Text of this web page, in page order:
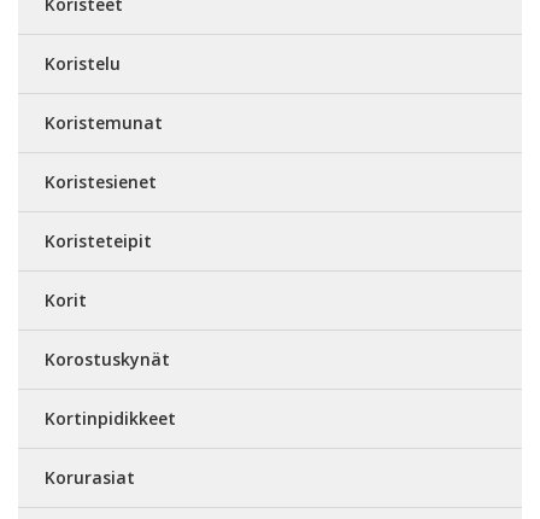
Koristelu
Koristemunat
Koristesienet
Koristeteipit
Korit
Korostuskynät
Kortinpidikkeet
Korurasiat